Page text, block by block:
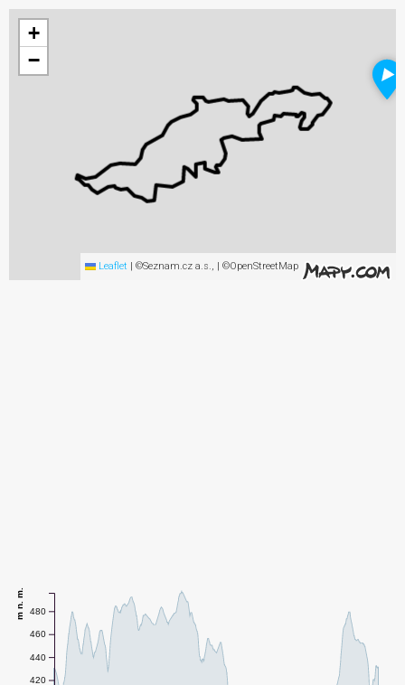
+
−
Leaflet | ©Seznam.cz a.s., | ©OpenStreetMap
420
440
460
480
m n. m.